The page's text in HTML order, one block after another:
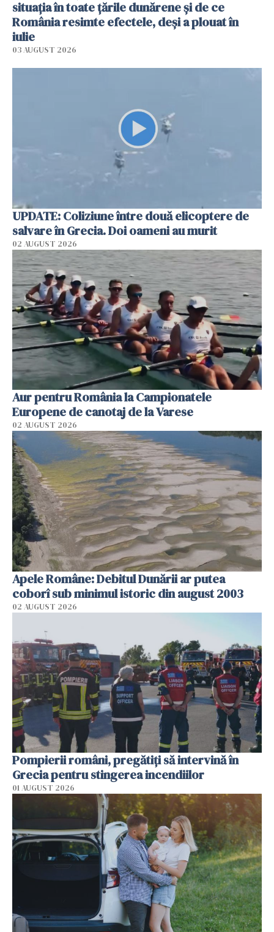
situația în toate țările dunărene și de ce
România resimte efectele, deși a plouat în
iulie
03 AUGUST 2026
UPDATE: Coliziune între două elicoptere de
salvare în Grecia. Doi oameni au murit
02 AUGUST 2026
Aur pentru România la Campionatele
Europene de canotaj de la Varese
02 AUGUST 2026
Apele Române: Debitul Dunării ar putea
coborî sub minimul istoric din august 2003
02 AUGUST 2026
Pompierii români, pregătiţi să intervină în
Grecia pentru stingerea incendiilor
01 AUGUST 2026